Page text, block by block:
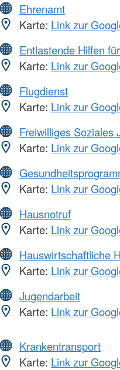
Ehrenamt
Karte: Link zur
Entlastende Hilfen
Karte: Link zur
Flugdienst
Karte: Link zur
Freiwilliges Soziales
Karte: Link zur
Karte: Link zur
Hausnotruf
Karte: Link zur
Hauswirtschaftliche
Karte: Link zur
Jugendarbeit
Karte: Link zur
Krankentransport
Karte: Link zur